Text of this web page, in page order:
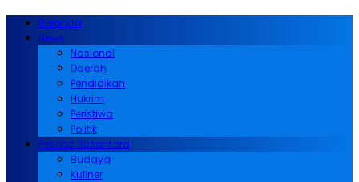
Beranda
News
Nasional
Daerah
Pendidikan
Hukrim
Peristiwa
Politik
Pesona Nusantara
Budaya
Kuliner